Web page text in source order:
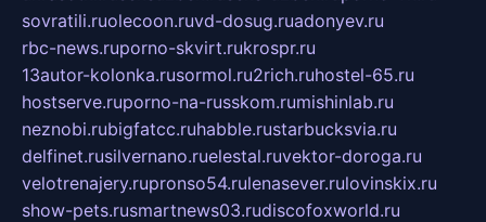
sovratili.ruolecoon.ruvd-dosug.ruadonyev.ru
rbc-news.ruporno-skvirt.rukrospr.ru
13autor-kolonka.rusormol.ru2rich.ruhostel-65.ru
hostserve.ruporno-na-russkom.rumishinlab.ru
neznobi.rubigfatcc.ruhabble.rustarbucksvia.ru
delfinet.rusilvernano.ruelestal.ruvektor-doroga.ru
velotrenajery.rupronso54.rulenasever.rulovinskix.ru
show-pets.rusmartnews03.rudiscofoxworld.ru